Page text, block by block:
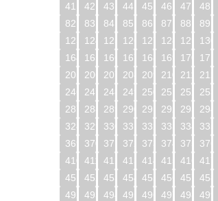
41
42 43 44 45 46 47 48
82
83 84 85 86 87 88 89
123
124 125 126 127 128 129 130
164
165 166 167 168 169 170 171
205
206 207 208 209 210 211 212
246
247 248 249 250 251 252 253
287
288 289 290 291 292 293 294
328
329 330 331 332 333 334 335
369
370 371 372 373 374 375 376
410
411 412 413 414 415 416 417
451
452 453 454 455 456 457 458
492
493 494 495 496 497 498 499